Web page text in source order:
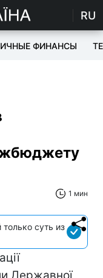
RU
ФИНАНСЫ
1 мин
суть из